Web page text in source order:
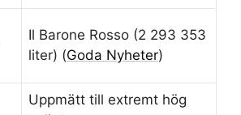
Il Barone Rosso (2 293 353
liter) (Goda Nyheter)
Uppmätt till extremt hög